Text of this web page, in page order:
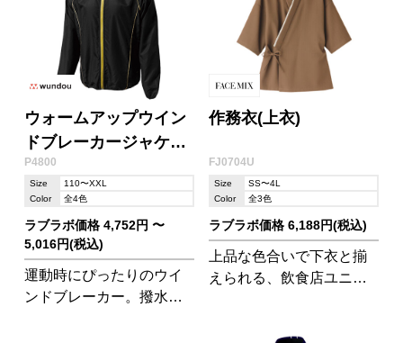
違いなし!
フパンツ(P2080)とセット
アップが可能!
ウォームアップウイン
ドブレーカージャケッ
ト
P4800
Size
110〜XXL
Color
全4色
ラブラボ価格 4,752円 〜
5,016円(税込)
運動時にぴったりのウイ
ンドブレーカー。撥水性
作務衣(上衣)
FJ0704U
Size
SS〜4L
Color
全3色
ラブラボ価格 6,188円(税込)
上品な色合いで下衣と揃
えられる、飲食店ユニフ